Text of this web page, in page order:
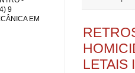
LETAIS
9
EM